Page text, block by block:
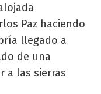
Paz haciendo
llegado a
de una
a las sierras